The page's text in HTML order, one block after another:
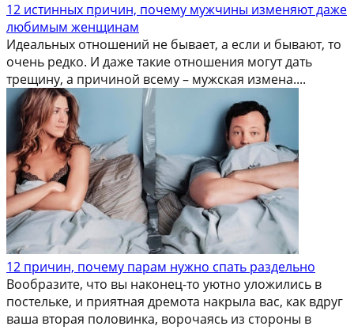
12 истинных причин, почему мужчины изменяют даже
любимым женщинам
Идеальных отношений не бывает, а если и бывают, то
очень редко. И даже такие отношения могут дать
трещину, а причиной всему – мужская измена....
12 причин, почему парам нужно спать раздельно
Вообразите, что вы наконец-то уютно уложились в
постельке, и приятная дремота накрыла вас, как вдруг
ваша вторая половинка, ворочаясь из стороны в